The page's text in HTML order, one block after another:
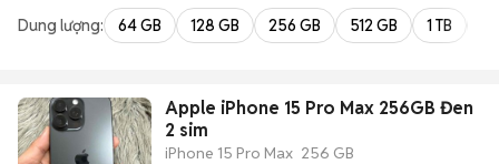
Dung lượng: 64 GB 128 GB 256 GB 512 GB 1 TB
Apple iPhone 15 Pro Max 256GB Đen
2 sim
iPhone 15 Pro Max 256 GB